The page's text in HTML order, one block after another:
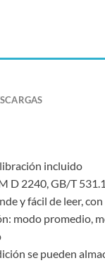
incluido
D 2240, GB/T
y fácil de leer,
modo promedio,
se pueden